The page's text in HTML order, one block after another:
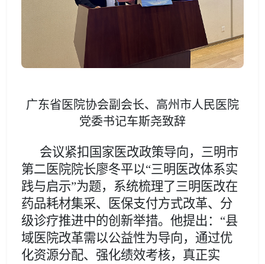
广东省医院协会副会长、高州市人民医院
党委书记车斯尧致辞
会议紧扣国家医改政策导向，三明市
第二医院院长廖冬平以“三明医改体系实
践与启示”为题，系统梳理了三明医改在
药品耗材集采、医保支付方式改革、分
级诊疗推进中的创新举措。他提出： “县
域医院改革需以公益性为导向，通过优
化资源分配、强化绩效考核，真正实